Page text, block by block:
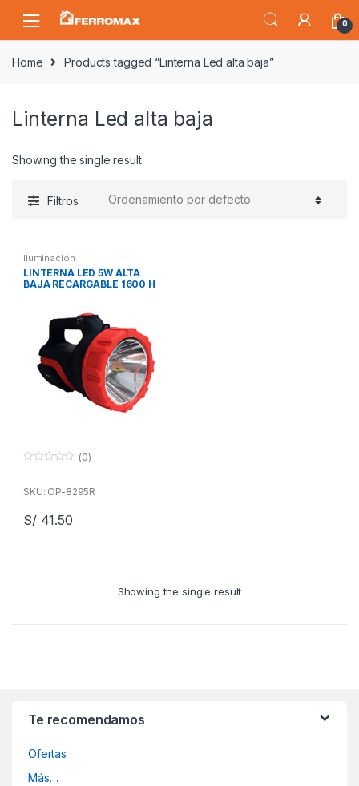
la
navegación
contenido
0
Home Products tagged “Linterna Led alta baja”
Linterna Led alta baja
Showing the single result
Filtros
Iluminación
LINTERNA LED 5W ALTA
BAJA RECARGABLE 1600 H
u
a
d
(0)
SKU: OP-8295R
S/41.50
Showing the single result
Te recomendamos
Ofertas
Más…